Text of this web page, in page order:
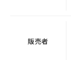
販売者